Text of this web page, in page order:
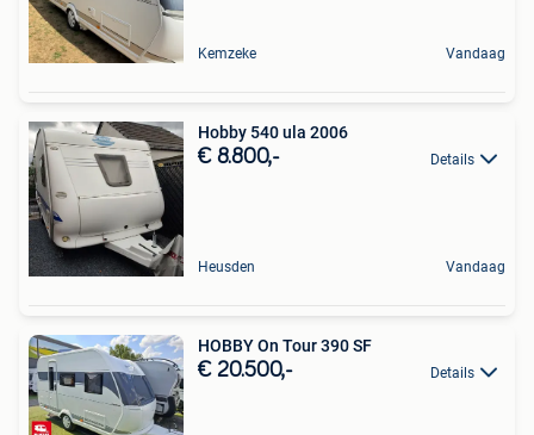
Kemzeke Vandaag
Hobby 540 ula 2006
€ 8.800,- Details
Heusden Vandaag
HOBBY On Tour 390 SF
€ 20.500,- Details